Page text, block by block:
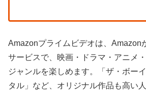
Amazonプライムビデオは、Amazon
サービスで、映画・ドラマ・アニメ
ジャンルを楽しめます。「ザ・ボー
タル」など、オリジナル作品も高い